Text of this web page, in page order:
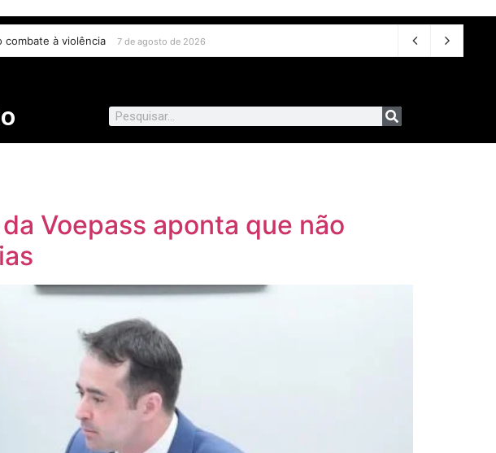
do útero 6 de agosto de 2026
Voepass aponta que não